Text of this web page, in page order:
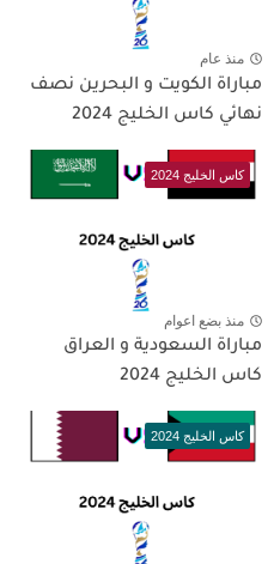
منذ عام
مباراة الكويت و البحرين نصف
نهائي كاس الخليج 2024
كاس الخليج 2024
منذ بضع اعوام
مباراة السعودية و العراق
كاس الخليج 2024
كاس الخليج 2024